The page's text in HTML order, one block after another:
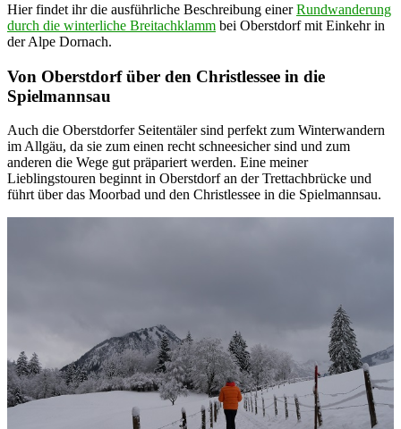
Hier findet ihr die ausführliche Beschreibung einerRundwanderung
durch die winterliche Breitachklamm bei Oberstdorf mit Einkehr in
der Alpe Dornach.
Von Oberstdorf über den Christlessee in die
Spielmannsau
Auch die Oberstdorfer Seitentäler sind perfekt zum Winterwandern
im Allgäu, da sie zum einen recht schneesicher sind und zum
anderen die Wege gut präpariert werden. Eine meiner
Lieblingstouren beginnt in Oberstdorf an der Trettachbrücke und
führt über das Moorbad und den Christlessee in die Spielmannsau.